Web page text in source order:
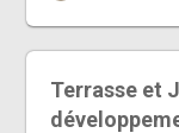
Terrasse et